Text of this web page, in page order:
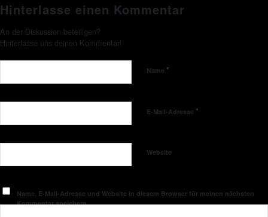
Hinterlasse einen Kommentar
An der Diskussion beteiligen?
Hinterlasse uns deinen Kommentar!
Name *
E-Mail-Adresse *
Website
Name, E-Mail-Adresse und Website in diesem Browser für meinen nächsten
Kommentar speichern.